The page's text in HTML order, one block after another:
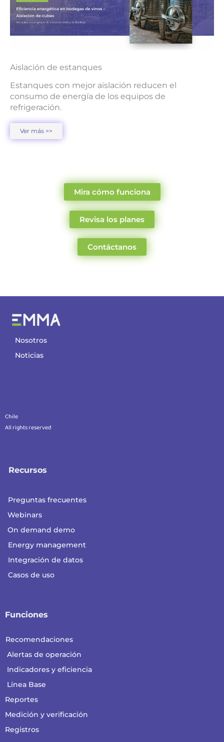
Aislación de estanques
Estanques con mejor aislación reducen el
consumo de energía de los equipos de
refrigeración.
Ver más >>
Mira cómo funciona
Revisa los planes
Contáctanos
Nosotros
Noticias
Chile
All rights reserved
Recursos
Preguntas frecuentes
Webinars
On demand demo
Energy management
Integración de datos
Casos de uso
Funciones
Recomendaciones
Alertas de operación
Indicadores y eficiencia
Línea Base
Reportes
Medición y verificación
Registros